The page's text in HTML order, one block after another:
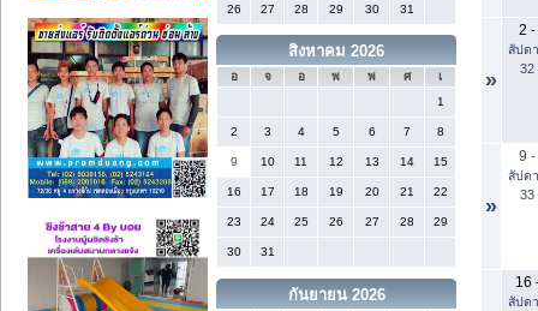
26 27 28 29 30 31
สิงหาคม 2026
อ จ อ พ พ ศ
เ
1
2 3 4 5 6 7 8
9 10 11 12 13 14 15
16 17 18 19 20 21 22
23 24 25 26 27 28 29
30 31
กันยายน 2026
»
2 -
สัปด
32
»
9 -
สัปด
33
16
สัปด